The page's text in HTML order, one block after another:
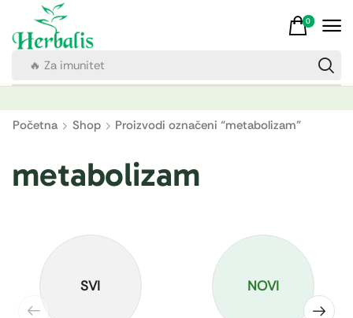
🔥 Za imunitet
0
Početna Shop Proizvodi označeni “metabolizam”
metabolizam
SVI NOVI